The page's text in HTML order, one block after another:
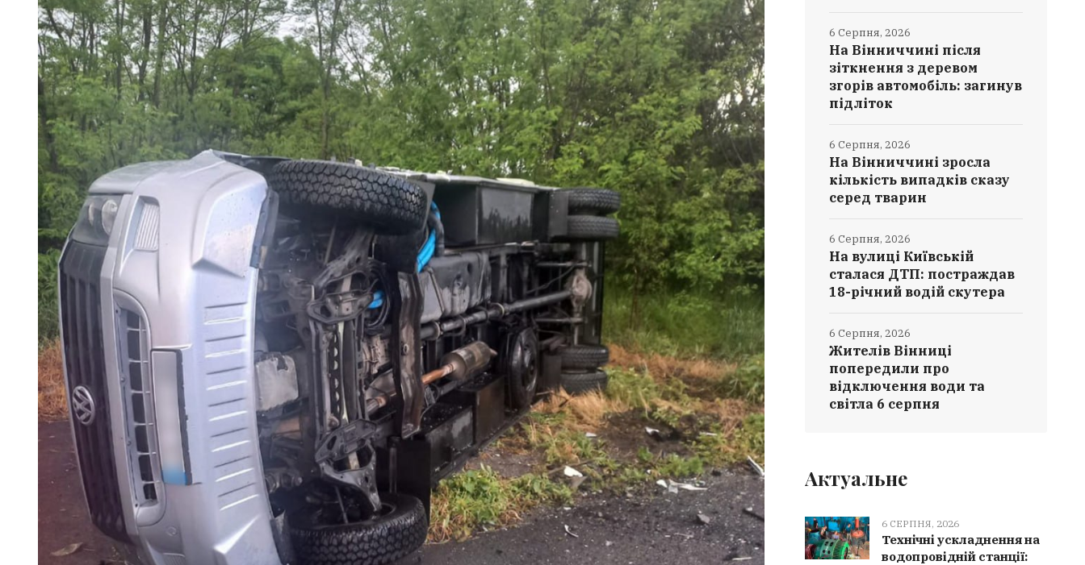
На Вінниччині після
зіткнення з деревом
згорів автомобіль: загинув
підліток
6 Серпня, 2026
На Вінниччині зросла
кількість випадків сказу
серед тварин
6 Серпня, 2026
На вулиці Київській
сталася ДТП: постраждав
18-річний водій скутера
6 Серпня, 2026
Жителів Вінниці
попередили про
відключення води та
світла 6 серпня
6 Серпня, 2026
Актуальне
6 СЕРПНЯ, 2026
Технічні ускладнення на
водопровідній станції: